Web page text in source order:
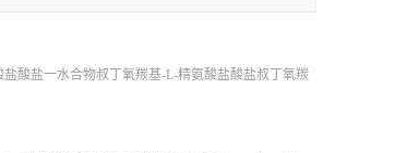
盐酸盐一水合物叔丁氧羰基-L-精氨酸盐酸盐叔丁氧羰